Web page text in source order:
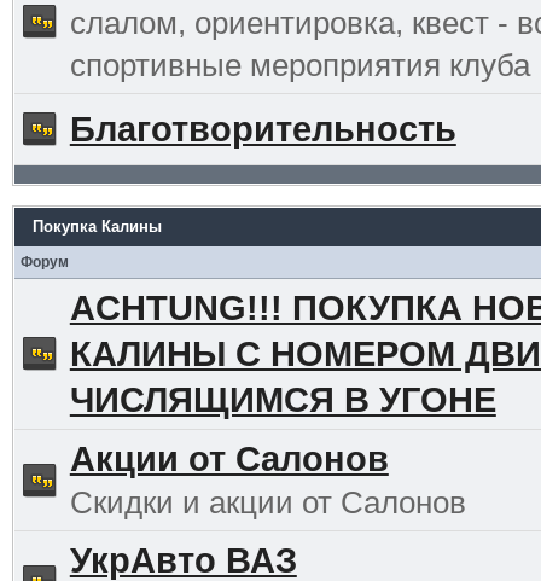
слалом, ориентировка, квест -
спортивные мероприятия клуба
Благотворительность
Покупка Калины
Форум
ACHTUNG!!! ПОКУПКА
КАЛИНЫ С НОМЕРОМ
ЧИСЛЯЩИМСЯ В УГОНЕ
Акции от Салонов
Скидки и акции от Салонов
УкрАвто ВАЗ